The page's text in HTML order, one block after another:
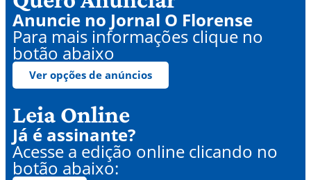
Anuncie no Jornal O Florense
Para mais informações clique no
botão abaixo
Ver opções de anúncios
Leia Online
Já é assinante?
Acesse a edição online clicando no
botão abaixo: